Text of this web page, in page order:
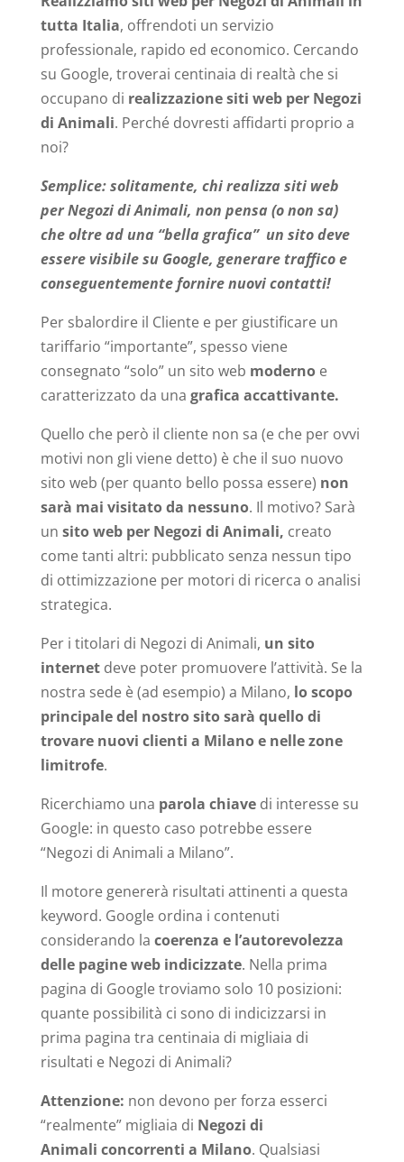
tutta Italia, offrendoti un servizio
professionale, rapido ed economico. Cercando
su Google, troverai centinaia di realtà che si
occupano di realizzazione siti web per Negozi
di Animali. Perché dovresti affidarti proprio a
noi?
Semplice: solitamente, chi realizza siti web
per Negozi di Animali, non pensa (o non sa)
che oltre ad una “bella grafica” un sito deve
essere visibile su Google, generare traffico e
conseguentemente fornire nuovi contatti!
Per sbalordire il Cliente e per giustificare un
tariffario “importante”, spesso viene
consegnato “solo” un sito web modernoe
caratterizzato da una grafica accattivante.
Quello che però il cliente non sa (e che per ovvi
motivi non gli viene detto) è che il suo nuovo
sito web (per quanto bello possa essere) non
sarà mai visitato da nessuno. Il motivo? Sarà
un sito web per Negozi di Animali, creato
come tanti altri: pubblicato senza nessun tipo
di ottimizzazione per motori di ricerca o analisi
strategica.
Per i titolari di Negozi di Animali, un sito
internetdeve poter promuovere l’attività. Se la
nostra sede è (ad esempio) a Milano, lo scopo
principale del nostro sito sarà quello di
trovare nuovi clienti a Milano e nelle zone
limitrofe.
Ricerchiamo una parola chiavedi interesse su
Google: in questo caso potrebbe essere
“Negozi di Animali a Milano”.
Il motore genererà risultati attinenti a questa
keyword. Google ordina i contenuti
considerando la coerenza e l’autorevolezza
delle pagine web indicizzate. Nella prima
pagina di Google troviamo solo 10 posizioni:
quante possibilità ci sono di indicizzarsi in
prima pagina tra centinaia di migliaia di
risultati e Negozi di Animali?
Attenzione: non devono per forza esserci
“realmente” migliaia di Negozi di
Animali concorrenti a Milano. Qualsiasi